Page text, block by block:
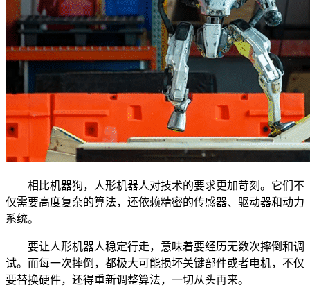
相比机器狗，人形机器人对技术的要求更加苛刻。它们不
仅需要高度复杂的算法，还依赖精密的传感器、驱动器和动力
系统。
要让人形机器人稳定行走，意味着要经历无数次摔倒和调
试。而每一次摔倒，都极大可能损坏关键部件或者电机，不仅
要替换硬件，还得重新调整算法，一切从头再来。